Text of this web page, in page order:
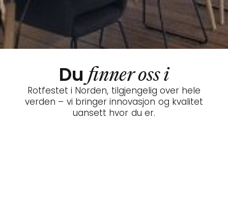
Dufinner oss i
Rotfestet i Norden, tilgjengelig over hele
verden – vi bringer innovasjon og kvalitet
uansett hvor du er.